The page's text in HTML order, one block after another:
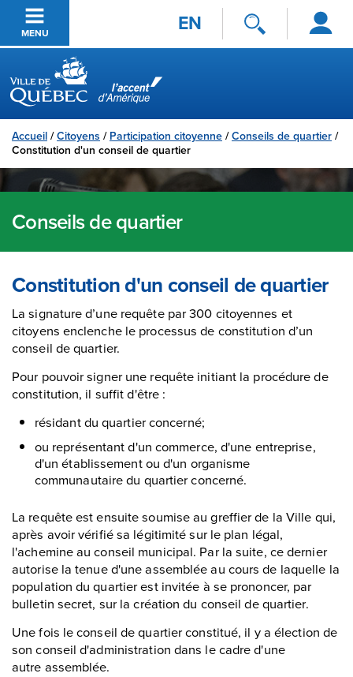
Passer au contenu principal
MENU EN
Se
connecter
Ville de Québec
Accueil /Citoyens / Participation citoyenne /Conseils de quartier /
Constitution d'un conseil de quartier
Conseils de quartier
Constitution d'un conseil de quartier
La signature d’une requête par 300 citoyennes et
citoyens enclenche le processus de constitution d’un
conseil de quartier.
Pour pouvoir signer une requête initiant la procédure de
constitution, il suffit d'être :
résidant du quartier concerné;
ou représentant d'un commerce, d'une entreprise,
d'un établissement ou d'un organisme
communautaire du quartier concerné.
La requête est ensuite soumise au greffier de la Ville qui,
après avoir vérifié sa légitimité sur le plan légal,
l'achemine au conseil municipal. Par la suite, ce dernier
autorise la tenue d'une assemblée au cours de laquelle la
population du quartier est invitée à se prononcer, par
bulletin secret, sur la création du conseil de quartier.
Une fois le conseil de quartier constitué, il y a élection de
son conseil d'administration dans le cadre d'une
autre assemblée.